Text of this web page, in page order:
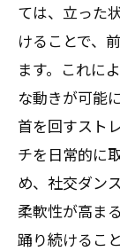
ては、立った
けることで、
ます。これに
な動きが可能
首を回すスト
チを日常的に
め、社交ダン
柔軟性が高ま
踊り続けるこ